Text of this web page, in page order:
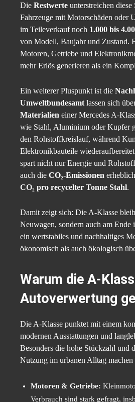
Die Restwerte unterstreichen diese
Fahrzeuge mit Motorschäden oder
im Teileverkauf noch 1.000 bis
von Modell, Baujahr und Zustand.
Motoren, Getriebe und
mehr Erlös generieren als ein
Ein weiterer Pluspunkt ist die
Umweltbundesamt lassen sich
Materialien einer Mercedes A-
wie Stahl, Aluminium oder Kupfer
den Rohstoffkreislauf, während
Elektronikbauteile
spart nicht nur Energie und
auch die CO₂-Emissionen
CO₂ pro recycelter Tonne Stahl.
Damit zeigt sich: Die A-Klasse
Neuwagen, sondern auch am Ende
ein wertstabiles und nachhaltiges
ökonomisch als auch ökologisch
Warum die A-
Autoverwertung
Die A-Klasse punktet mit einem
modernen Ausstattungen und
Besonders die hohe Stückzahl und
Nutzung im urbanen Alltag machen
Motoren & Getriebe:
Verbrauch sind stark gefragt,